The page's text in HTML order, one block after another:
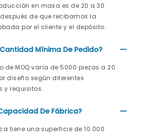
en masa es de 20 a 30
de que recibamos la
por el cliente y el depósito.
Mínima De Pedido?
de MOQ varía de 5000 piezas a 20
diseño según diferentes
y requisitos.
De Fábrica?
tiene una superficie de 10.000